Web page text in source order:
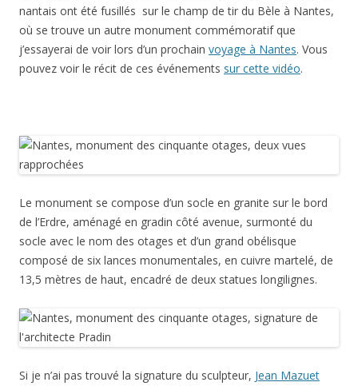
nantais ont été fusillés sur le champ de tir du Bèle à Nantes,
où se trouve un autre monument commémoratif que
j’essayerai de voir lors d’un prochain voyage à Nantes. Vous
pouvez voir le récit de ces événements sur cette vidéo.
Le monument se compose d’un socle en granite sur le bord
de l’Erdre, aménagé en gradin côté avenue, surmonté du
socle avec le nom des otages et d’un grand obélisque
composé de six lances monumentales, en cuivre martelé, de
13,5 mètres de haut, encadré de deux statues longilignes.
Si je n’ai pas trouvé la signature du sculpteur, Jean Mazuet